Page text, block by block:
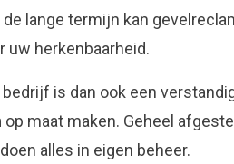
lange termijn kan
uw herkenbaarheid.
is dan ook een
op maat maken. Geheel
alles in eigen beheer.